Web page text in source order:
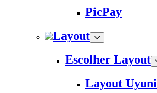
PicPay
Layout
Escolher Layout
Layout Uyuni